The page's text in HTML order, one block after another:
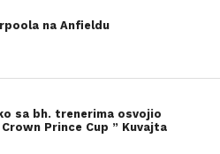
na Anfieldu
sa bh. trenerima osvojio
Prince Cup ” Kuvajta